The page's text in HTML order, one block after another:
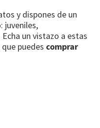
y dispones de un
juveniles,
un vistazo a estas
puedes comprar